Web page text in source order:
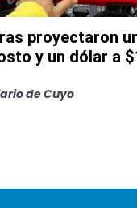
proyectaron
y un dólar a
de Cuyo